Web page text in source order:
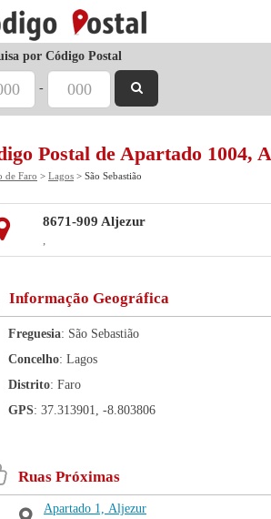
por Código Postal
-
Postal de Apartado 1004,
de Faro > Lagos > São Sebastião
8671-909 Aljezur
,
Informação Geográfica
Freguesia: São Sebastião
Concelho: Lagos
Distrito: Faro
GPS: 37.313901, -8.803806
Ruas Próximas
Apartado 1, Aljezur